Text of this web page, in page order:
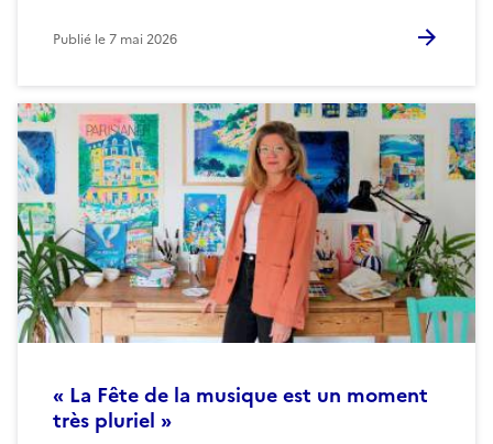
Publié le7 mai 2026
« La Fête de la musique est un moment
très pluriel »